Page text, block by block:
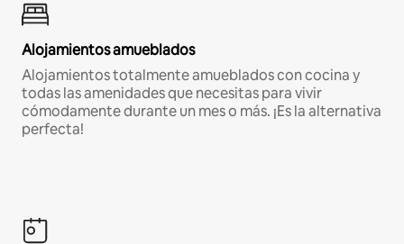
Alojamientos amueblados
Alojamientos totalmente amueblados con cocina y
todas las amenidades que necesitas para vivir
cómodamente durante un mes o más. ¡Es la alternativa
perfecta!